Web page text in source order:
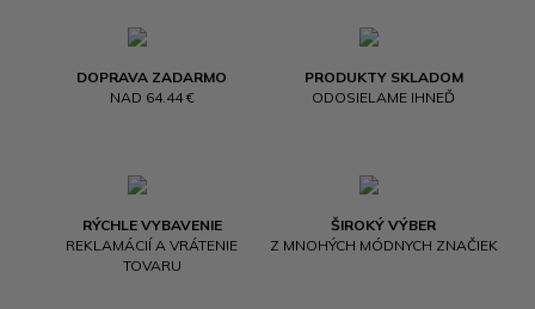
DOPRAVA ZADARMO
NAD 64.44 €
PRODUKTY SKLADOM
ODOSIELAME IHNEĎ
RÝCHLE VYBAVENIE
REKLAMÁCIÍ A VRÁTENIE
TOVARU
ŠIROKÝ VÝBER
Z MNOHÝCH MÓDNYCH ZNAČIEK